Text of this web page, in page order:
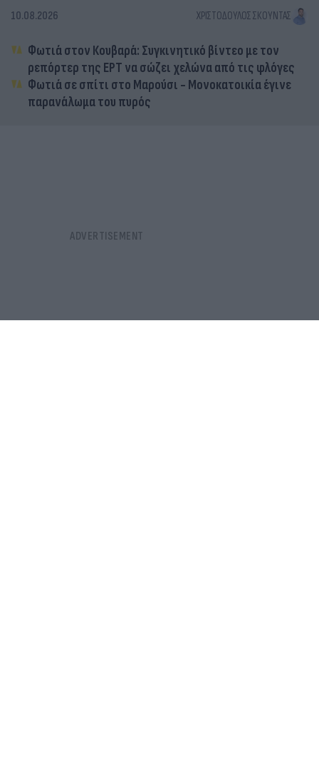
10.08.2026 ΧΡΙΣΤΌΔΟΥΛΟΣ ΣΚΟΎΝΤΑΣ
Φωτιά στον Κουβαρά: Συγκινητικό βίντεο με τον
ρεπόρτερ της ΕΡΤ να σώζει χελώνα από τις φλόγες
Φωτιά σε σπίτι στο Μαρούσι - Μονοκατοικία έγινε
παρανάλωμα του πυρός